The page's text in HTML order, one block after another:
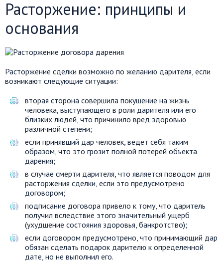
Расторжение: принципы и
основания
Расторжение сделки возможно по желанию дарителя, если
возникают следующие ситуации:
вторая сторона совершила покушение на жизнь
человека, выступающего в роли дарителя или его
близких людей, что причинило вред здоровью
различной степени;
если принявший дар человек, ведет себя таким
образом, что это грозит полной потерей объекта
дарения;
в случае смерти дарителя, что является поводом для
расторжения сделки, если это предусмотрено
договором;
подписание договора привело к тому, что даритель
получил вследствие этого значительный ущерб
(ухудшение состояния здоровья, банкротство);
если договором предусмотрено, что принимающий дар
обязан сделать подарок дарителю к определенной
дате, но не выполнил его.